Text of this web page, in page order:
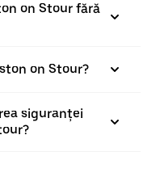
on Stour fără
on Stour?
siguranței